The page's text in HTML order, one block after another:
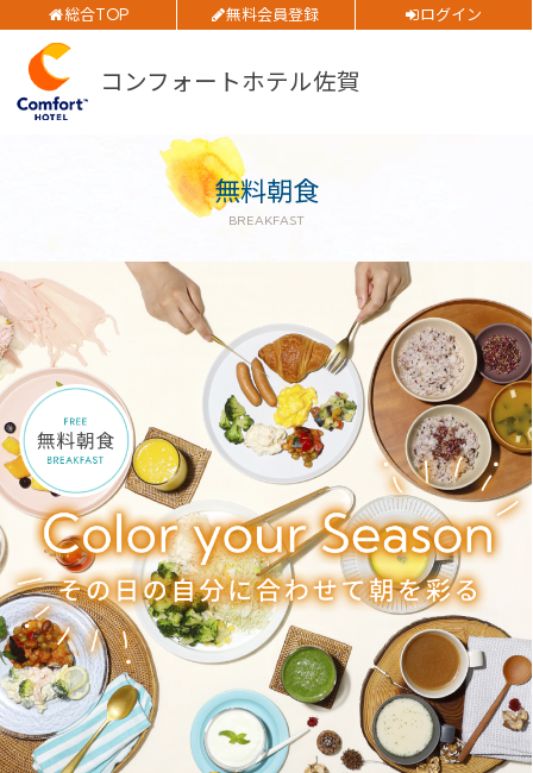
総合TOP 無料会員登録 ログイン
コンフォートホテル佐賀
部屋数
大人人数
1室あたり
空室検索
会員特典のご案内
会員登録 ログイン
予約確認・変更・キャンセル
特別優待会員様 交通＋宿泊プラン
無料朝食
BREAKFAST
ご予約確認・変更・キャンセルフォーム
公式Webサイトからのご予約